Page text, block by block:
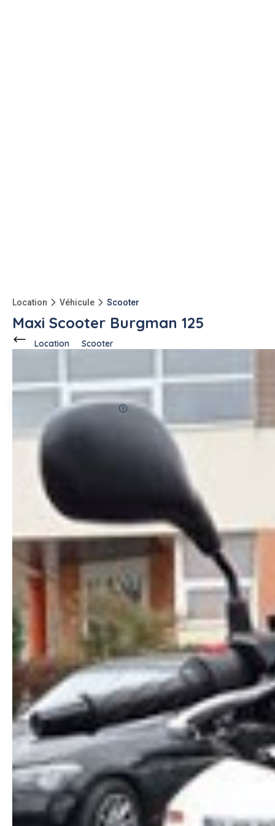
Location Véhicule Scooter
Maxi Scooter Burgman 125
Location Scooter
Mick M.
100%fiable 5.0
-150kgqu'à l'achat
Description de l'annonce
Vitesse 130km/h pour permis B
Avec case et grand coffre (contenance 2 casques)
Tablier, Antivol et chaine.
Casque taille M ou S + gants taille M ou S fournis.
Loué avec le plein. A restituer avec le plein.
45€/j
80€/WE
Caution de 1500€ par chèque + carte identité FR demandé.
Vérification de permis avant départ.
Merci.
#scooter